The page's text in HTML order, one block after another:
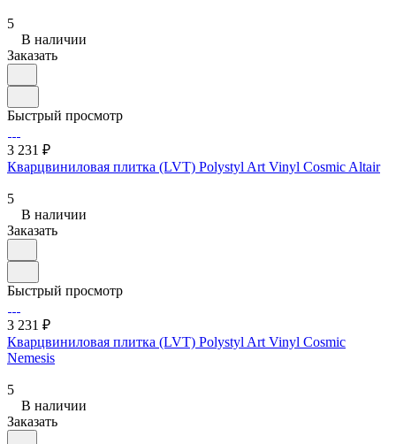
5
В наличии
Заказать
Быстрый просмотр
3 231 ₽
Кварцвиниловая плитка (LVT) Polystyl Art Vinyl Cosmic Altair
5
В наличии
Заказать
Быстрый просмотр
3 231 ₽
Кварцвиниловая плитка (LVT) Polystyl Art Vinyl Cosmic
Nemesis
5
В наличии
Заказать